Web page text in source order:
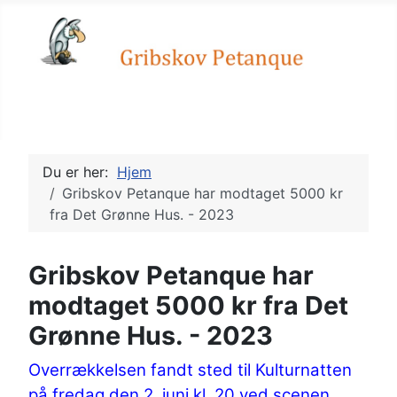
Du er her: Hjem
Gribskov Petanque har modtaget 5000 kr
fra Det Grønne Hus. - 2023
Gribskov Petanque har
modtaget 5000 kr fra Det
Grønne Hus. - 2023
Overrækkelsen fandt sted til Kulturnatten